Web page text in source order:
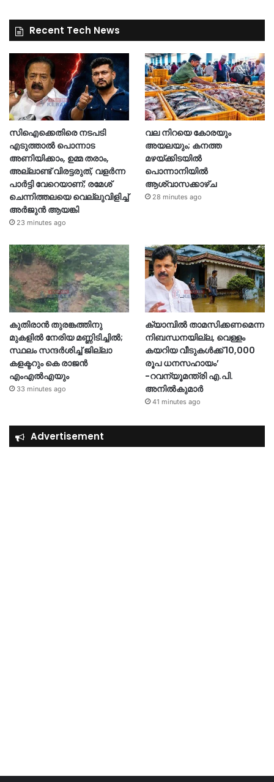
Recent Tech News
സിഐക്കെതിരെ നടപടി
എടുത്താൽ പൊന്നാട
അണിയിക്കാം, ഉമ്മ തരാം,
അല്ലാണ്ട് വിരട്ടരുത്, വളർന്ന
പാർട്ടി വേറെയാണ്; രമേശ്
ചെന്നിത്തലയെ വെല്ലുവിളിച്ച്
അർജുൻ ആയങ്കി
23 minutes ago
വല നിറയെ കോരയും
അയലയും; കനത്ത
മഴയ്ക്കിടയിൽ
പൊന്നാനിയിൽ
ആശ്വാസക്കാഴ്ച
28 minutes ago
കുതിരാന്‍ തുരങ്കത്തിനു
മുകളില്‍ നേരിയ മണ്ണിടിച്ചില്‍;
സ്ഥലം സന്ദര്‍ശിച്ച് ജില്ലാ
കളക്ടറും കെ രാജന്‍
എംഎല്‍എയും
33 minutes ago
ക്യാമ്പിൽ താമസിക്കണമെന്ന
നിബന്ധനയില്ല, വെള്ളം
കയറിയ വീടുകൾക്ക് 10,000
രൂപ ധനസഹായം’
-റവന്യൂമന്ത്രി എ.പി.
അനിൽകുമാർ
41 minutes ago
Advertisement